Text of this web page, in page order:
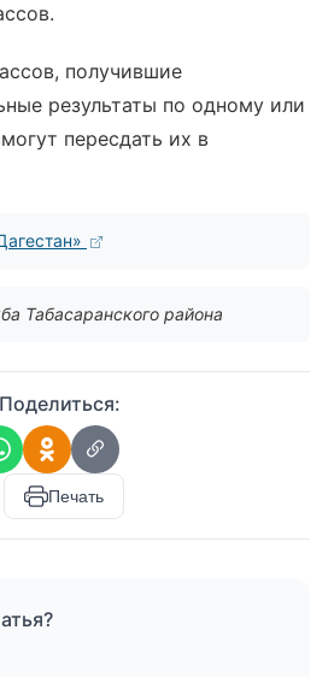
получившие
результаты по одному или
пересдать их в
Табасаранского района
Поделиться:
Печать